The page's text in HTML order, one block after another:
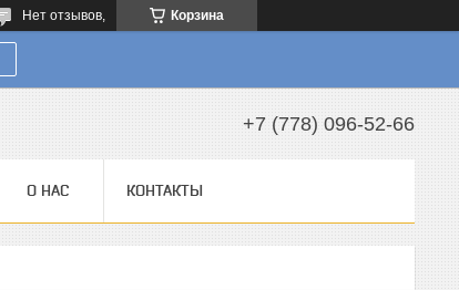
Корзина
Нет отзывов,
+7 (778) 096-52-66
О НАС КОНТАКТЫ